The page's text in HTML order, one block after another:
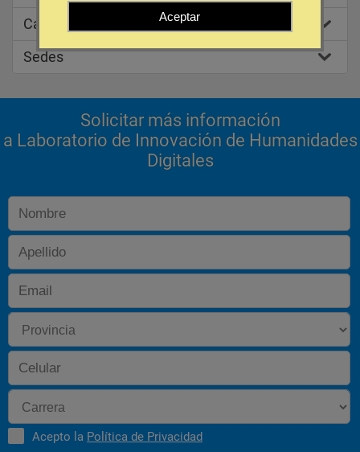
Categorias de estudios
Sedes
Solicitar más información
a Laboratorio de Innovación de Humanidades
Digitales
Acepto la Política de Privacidad
Aceptar